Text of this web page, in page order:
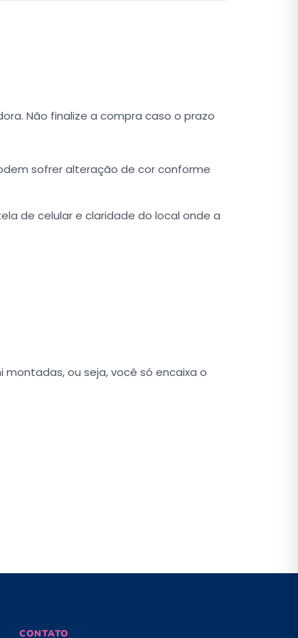
Não finalize a compra caso o prazo
sofrer alteração de cor conforme
de celular e claridade do local onde a
ou seja, você só encaixa o
CONTATO